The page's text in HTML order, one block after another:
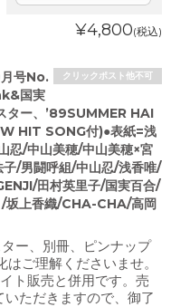
¥4,800(税込)
クリックポスト他不可
号No.
国実
ター、’89SUMMER HAI
HIT SONG付)●表紙=浅
忍/中山美穂/中山美穂×宮
/男闘呼組/中山忍/浅香唯/
田村英里子/国実百合/
/坂上香織/CHA-CHA/高岡
ー、別冊、ピンナップ
ご理解くださいませ。
ト販売と併用です。売
ただきますので、御了